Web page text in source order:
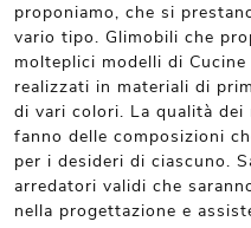
proponiamo, che si
vario tipo. Glimobili che
molteplici modelli di
realizzati in materiali di
di vari colori. La qualità
fanno delle composizioni
per i desideri di ciascuno.
arredatori validi che
nella progettazione e